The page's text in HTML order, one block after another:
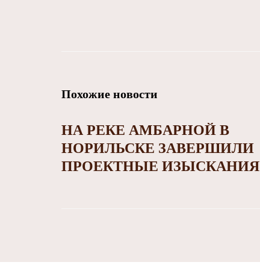
Похожие новости
НА РЕКЕ АМБАРНОЙ В
НОРИЛЬСКЕ ЗАВЕРШИЛИ
ПРОЕКТНЫЕ ИЗЫСКАНИЯ